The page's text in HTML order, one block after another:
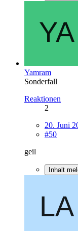
Yamram
Sonderfall
Reaktionen
2
20. Juni
#50
geil
Inhalt